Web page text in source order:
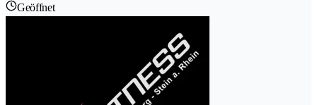
Geöffnet